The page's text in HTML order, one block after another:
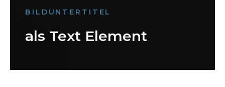
BILDUNTERTITEL
als Text Element